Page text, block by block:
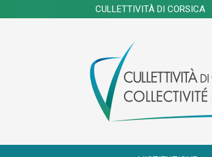
CULLETTIVITÀ DI CORSICA